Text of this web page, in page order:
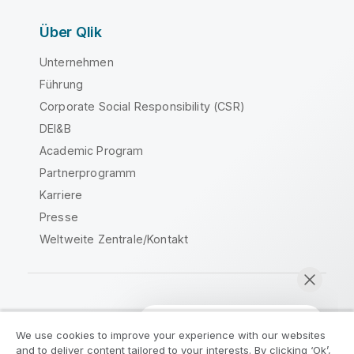
Über Qlik
Unternehmen
Führung
Corporate Social Responsibility (CSR)
DEI&B
Academic Program
Partnerprogramm
Karriere
Presse
Weltweite Zentrale/Kontakt
We use cookies to improve your experience with our websites
and to deliver content tailored to your interests. By clicking ‘Ok’,